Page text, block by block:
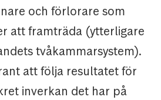
och förlorare som
att framträda (ytterligare
tvåkammarsystem).
att följa resultatet för
inverkan det har på